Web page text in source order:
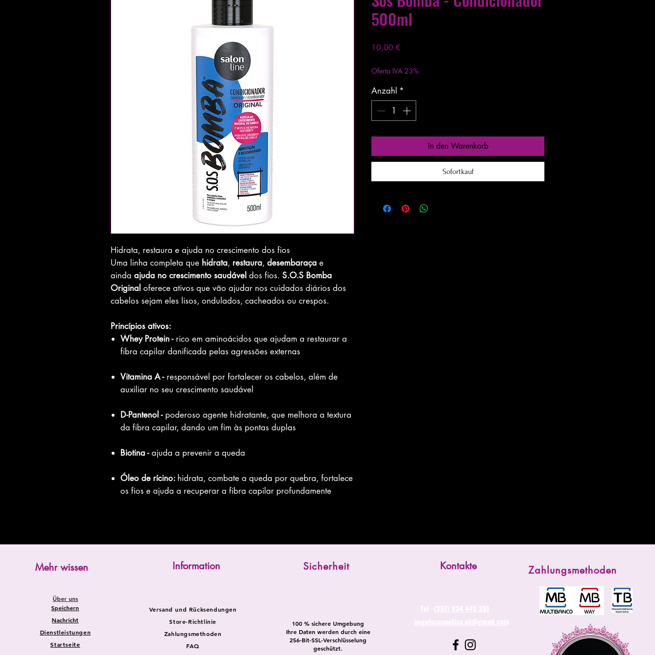
Hidrata, restaura e ajuda no crescimento dos fios
Uma linha completa que hidrata, restaura, desembaraça e
ainda ajuda no crescimento saudável dos fios. S.O.S Bomba
Original oferece ativos que vão ajudar nos cuidados diários dos
cabelos sejam eles lisos, ondulados, cacheados ou crespos.
Princípios ativos:
Whey Protein -rico em aminoácidos que ajudam a restaurar a
fibra capilar danificada pelas agressões externas
Vitamina A - responsável por fortalecer os cabelos, além de
auxiliar no seu crescimento saudável
D-Pantenol - poderoso agente hidratante, que melhora a textura
da fibra capilar, dando um fim às pontas duplas
Biotina -ajuda a prevenir a queda
Óleo de rícino: hidrata, combate a queda por quebra, fortalece
os fios e ajuda a recuperar a fibra capilar profundamente
500ml
10,00 €
Oferta IVA 23%
Anzahl *
In den Warenkorb
Sofortkauf
Mehr wissen
Speichern
Nachricht
Dienstleistungen
Startseite
Über uns
Information
Versand und Rücksendungen
Store-Richtlinie
Zahlungsmethoden
FAQ
Sicherheit
100 % sichere Umgebung
Ihre Daten werden durch eine
256-Bit-SSL-Verschlüsselung
geschützt.
Kontakte
Tel -(351) 934 445 391
angelscosmetica.pt@gmail.com
Zahlungsmethoden